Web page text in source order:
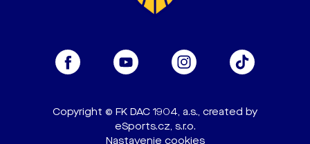
Copyright © FK DAC 1904, a.s., created by
eSports.cz, s.r.o.
Nastavenie cookies